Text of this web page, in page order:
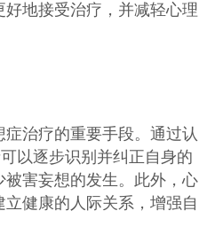
地接受治疗，并减轻心理
治疗的重要手段。通过认
以逐步识别并纠正自身的
害妄想的发生。此外，心
健康的人际关系，增强自